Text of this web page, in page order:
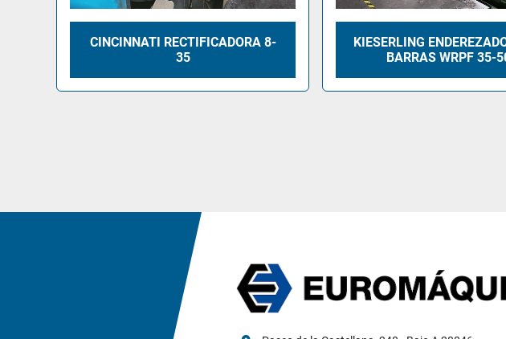
CINCINNATI RECTIFICADORA 8-
35
KIESERLING
BARRAS WRPF 35-